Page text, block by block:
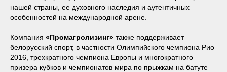
нашей страны, ее духовного наследия и аутентичных
особенностей на международной арене.
Компания «Промагролизинг» также поддерживает
белорусский спорт, в частности Олимпийского чемпиона Рио
2016, трехкратного чемпиона Европы и многократного
призера кубков и чемпионатов мира по прыжкам на батуте